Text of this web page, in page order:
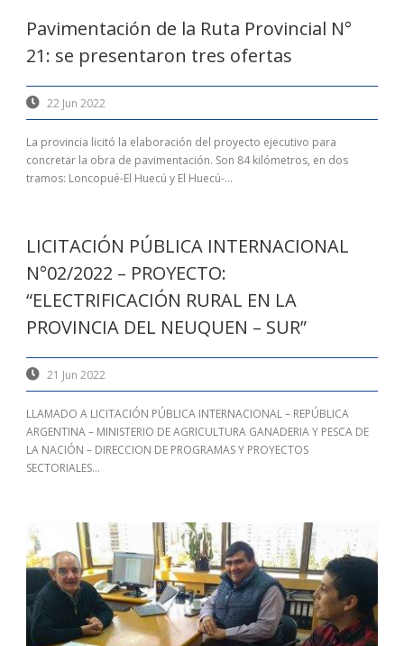
Pavimentación de la Ruta Provincial N°
21: se presentaron tres ofertas
22 Jun 2022
La provincia licitó la elaboración del proyecto ejecutivo para
concretar la obra de pavimentación. Son 84 kilómetros, en dos
tramos: Loncopué-El Huecú y El Huecú-...
LICITACIÓN PÚBLICA INTERNACIONAL
N°02/2022 – PROYECTO:
“ELECTRIFICACIÓN RURAL EN LA
PROVINCIA DEL NEUQUEN – SUR”
21 Jun 2022
LLAMADO A LICITACIÓN PÚBLICA INTERNACIONAL – REPÚBLICA
ARGENTINA – MINISTERIO DE AGRICULTURA GANADERIA Y PESCA DE
LA NACIÓN – DIRECCION DE PROGRAMAS Y PROYECTOS
SECTORIALES...